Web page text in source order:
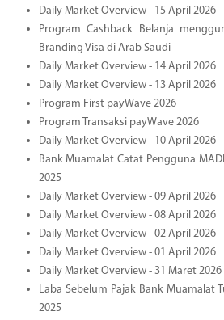
Daily Market Overview - 15 April 2026
Program Cashback Belanja
Branding Visa di Arab Saudi
Daily Market Overview - 14 April 2026
Daily Market Overview - 13 April 2026
Program First payWave 2026
Program Transaksi payWave 2026
Daily Market Overview - 10 April 2026
Bank Muamalat Catat Pengguna
2025
Daily Market Overview - 09 April 2026
Daily Market Overview - 08 April 2026
Daily Market Overview - 02 April 2026
Daily Market Overview - 01 April 2026
Daily Market Overview - 31 Maret 2026
Laba Sebelum Pajak Bank Muamalat
2025